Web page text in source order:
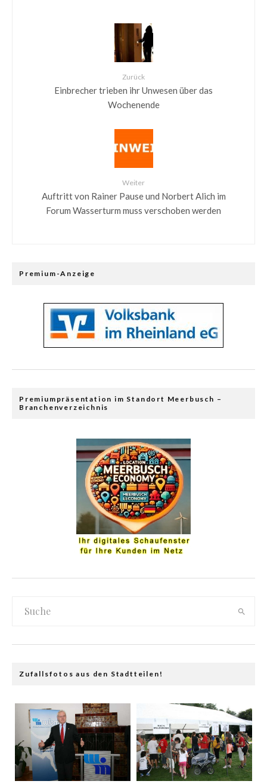
Zurück
Einbrecher trieben ihr Unwesen über das
Wochenende
Weiter
Auftritt von Rainer Pause und Norbert Alich im
Forum Wasserturm muss verschoben werden
Premium-Anzeige
Premiumpräsentation im Standort Meerbusch –
Branchenverzeichnis
Zufallsfotos aus den Stadtteilen!